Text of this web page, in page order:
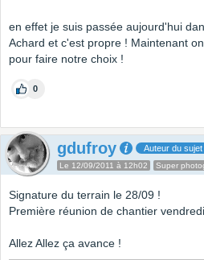
en effet je suis passée aujourd'hui
Achard et c'est propre ! Maintenant
pour faire notre choix !
0
gdufroy Auteur du sujet
Le 12/09/2011 à 12h02 Super
Signature du terrain le 28/09 !
Première réunion de chantier
Allez Allez ça avance !